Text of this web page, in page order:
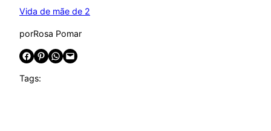
Vida de mãe de 2
porRosa Pomar
Share on Facebook Share on Pinterest Share on WhatsApp Email this Page
Tags: